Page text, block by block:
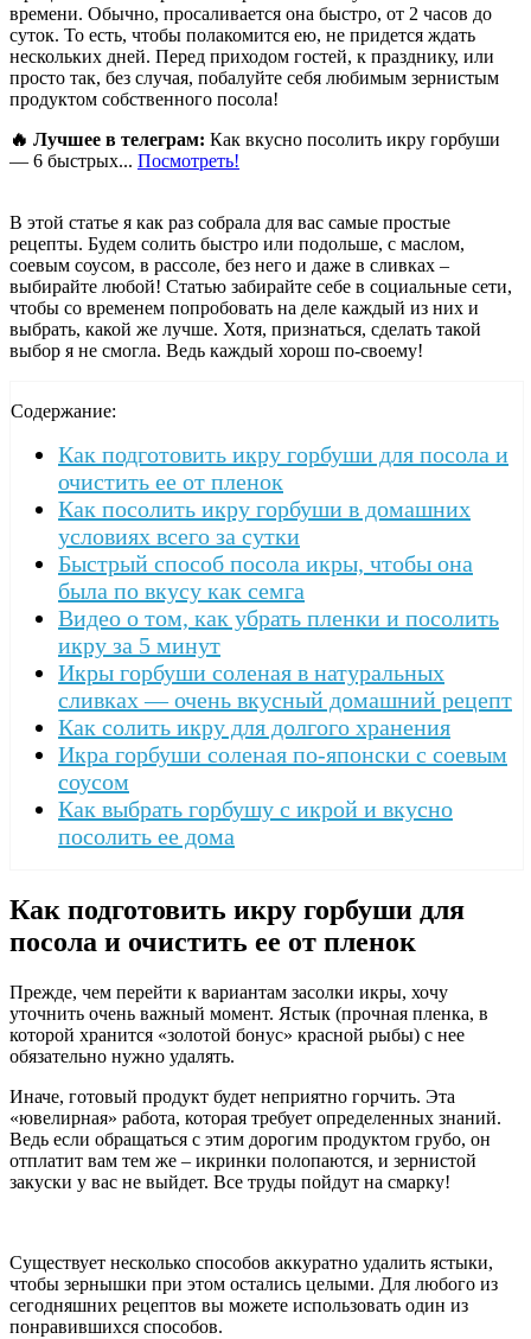
времени. Обычно, просаливается она быстро, от 2 часов до
суток. То есть, чтобы полакомится ею, не придется ждать
нескольких дней. Перед приходом гостей, к празднику, или
просто так, без случая, побалуйте себя любимым зернистым
продуктом собственного посола!
🔥 Лучшее в телеграм: Как вкусно посолить икру горбуши
— 6 быстрых... Посмотреть!
В этой статье я как раз собрала для вас самые простые
рецепты. Будем солить быстро или подольше, с маслом,
соевым соусом, в рассоле, без него и даже в сливках –
выбирайте любой! Статью забирайте себе в социальные сети,
чтобы со временем попробовать на деле каждый из них и
выбрать, какой же лучше. Хотя, признаться, сделать такой
выбор я не смогла. Ведь каждый хорош по-своему!
Содержание:
Как подготовить икру горбуши для посола и
очистить ее от пленок
Как посолить икру горбуши в домашних
условиях всего за сутки
Быстрый способ посола икры, чтобы она
была по вкусу как семга
Видео о том, как убрать пленки и посолить
икру за 5 минут
Икры горбуши соленая в натуральных
сливках — очень вкусный домашний рецепт
Как солить икру для долгого хранения
Икра горбуши соленая по-японски с соевым
соусом
Как выбрать горбушу с икрой и вкусно
посолить ее дома
Как подготовить икру горбуши для
посола и очистить ее от пленок
Прежде, чем перейти к вариантам засолки икры, хочу
уточнить очень важный момент. Ястык (прочная пленка, в
которой хранится «золотой бонус» красной рыбы) с нее
обязательно нужно удалять.
Иначе, готовый продукт будет неприятно горчить. Эта
«ювелирная» работа, которая требует определенных знаний.
Ведь если обращаться с этим дорогим продуктом грубо, он
отплатит вам тем же – икринки полопаются, и зернистой
закуски у вас не выйдет. Все труды пойдут на смарку!
Существует несколько способов аккуратно удалить ястыки,
чтобы зернышки при этом остались целыми. Для любого из
сегодняшних рецептов вы можете использовать один из
понравившихся способов.